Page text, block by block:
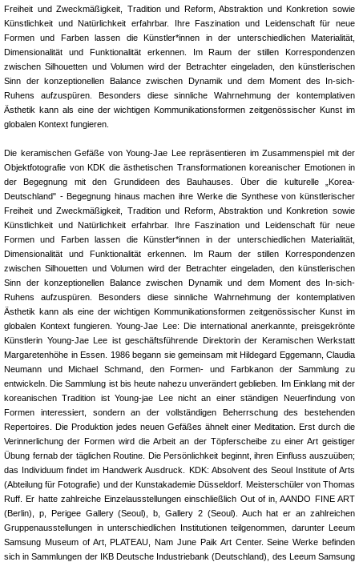
Freiheit und Zweckmäßigkeit, Tradition und Reform, Abstraktion und Konkretion sowie
Künstlichkeit und Natürlichkeit erfahrbar. Ihre Faszination und Leidenschaft für neue
Formen und Farben lassen die Künstler*innen in der unterschiedlichen Materialität,
Dimensionalität und Funktionalität erkennen. Im Raum der stillen Korrespondenzen
zwischen Silhouetten und Volumen wird der Betrachter eingeladen, den künstlerischen
Sinn der konzeptionellen Balance zwischen Dynamik und dem Moment des In-sich-
Ruhens aufzuspüren. Besonders diese sinnliche Wahrnehmung der kontemplativen
Ästhetik kann als eine der wichtigen Kommunikationsformen zeitgenössischer Kunst im
globalen Kontext fungieren.
Die keramischen Gefäße von Young-Jae Lee repräsentieren im Zusammenspiel mit der
Objektfotografie von KDK die ästhetischen Transformationen koreanischer Emotionen in
der Begegnung mit den Grundideen des Bauhauses. Über die kulturelle „Korea-
Deutschland" - Begegnung hinaus machen ihre Werke die Synthese von künstlerischer
Freiheit und Zweckmäßigkeit, Tradition und Reform, Abstraktion und Konkretion sowie
Künstlichkeit und Natürlichkeit erfahrbar. Ihre Faszination und Leidenschaft für neue
Formen und Farben lassen die Künstler*innen in der unterschiedlichen Materialität,
Dimensionalität und Funktionalität erkennen. Im Raum der stillen Korrespondenzen
zwischen Silhouetten und Volumen wird der Betrachter eingeladen, den künstlerischen
Sinn der konzeptionellen Balance zwischen Dynamik und dem Moment des In-sich-
Ruhens aufzuspüren. Besonders diese sinnliche Wahrnehmung der kontemplativen
Ästhetik kann als eine der wichtigen Kommunikationsformen zeitgenössischer Kunst im
globalen Kontext fungieren. Young-Jae Lee: Die international anerkannte, preisgekrönte
Künstlerin Young-Jae Lee ist geschäftsführende Direktorin der Keramischen Werkstatt
Margaretenhöhe in Essen. 1986 begann sie gemeinsam mit Hildegard Eggemann, Claudia
Neumann und Michael Schmand, den Formen- und Farbkanon der Sammlung zu
entwickeln. Die Sammlung ist bis heute nahezu unverändert geblieben. Im Einklang mit der
koreanischen Tradition ist Young-jae Lee nicht an einer ständigen Neuerfindung von
Formen interessiert, sondern an der vollständigen Beherrschung des bestehenden
Repertoires. Die Produktion jedes neuen Gefäßes ähnelt einer Meditation. Erst durch die
Verinnerlichung der Formen wird die Arbeit an der Töpferscheibe zu einer Art geistiger
Übung fernab der täglichen Routine. Die Persönlichkeit beginnt, ihren Einfluss auszuüben;
das Individuum findet im Handwerk Ausdruck. KDK: Absolvent des Seoul Institute of Arts
(Abteilung für Fotografie) und der Kunstakademie Düsseldorf. Meisterschüler von Thomas
Ruff. Er hatte zahlreiche Einzelausstellungen einschließlich Out of in, AANDO FINE ART
(Berlin), p, Perigee Gallery (Seoul), b, Gallery 2 (Seoul). Auch hat er an zahlreichen
Gruppenausstellungen in unterschiedlichen Institutionen teilgenommen, darunter Leeum
Samsung Museum of Art, PLATEAU, Nam June Paik Art Center. Seine Werke befinden
sich in Sammlungen der IKB Deutsche Industriebank (Deutschland), des Leeum Samsung